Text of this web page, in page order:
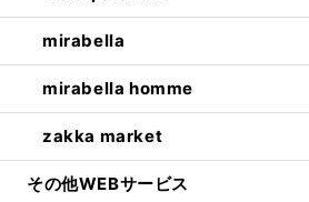
mirabella
mirabella homme
zakka market
その他WEBサービス